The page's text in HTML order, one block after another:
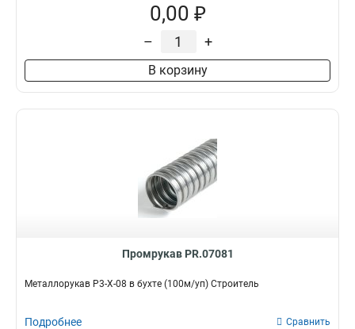
0,00 ₽
– +
В корзину
Промрукав PR.07081
Металлорукав Р3-Х-08 в бухте (100м/уп) Строитель
Подробнее Сравнить